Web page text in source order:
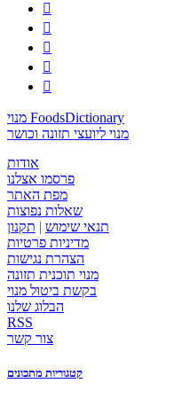





מנוי FoodsDictionary
מנוי ליועצי תזונה וכושר
אודות
פרסמו אצלנו
מפת האתר
שאלות נפוצות
תנאי שימוש | תקנון
מדיניות פרטיות
הצהרת נגישות
מנוי תוכנית תזונה
בקשת ביטול מנוי
הבלוג שלנו
RSS
צור קשר
קטגוריות מתכונים